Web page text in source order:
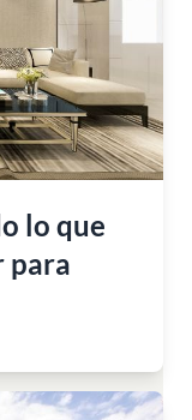
lo que
para